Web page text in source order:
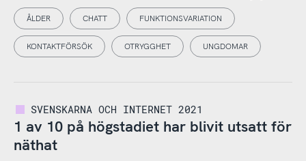
ÅLDER CHATT FUNKTIONSVARIATION
KONTAKTFÖRSÖK OTRYGGHET UNGDOMAR
SVENSKARNA OCH INTERNET 2021
1 av 10 på högstadiet har blivit utsatt för
näthat